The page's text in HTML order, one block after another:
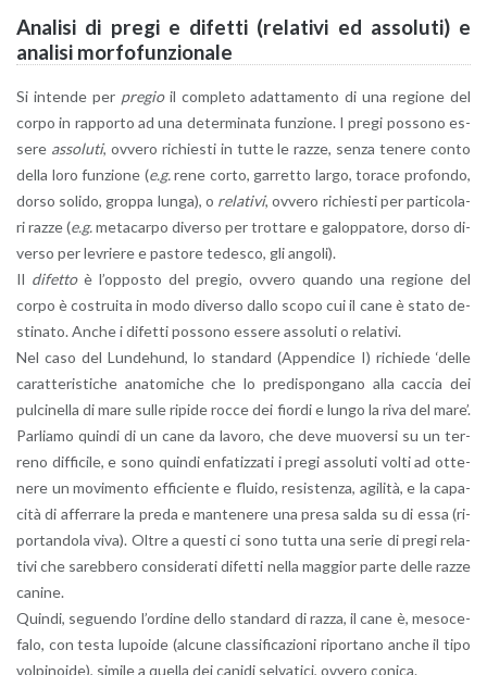
Ana­li­si di pregi e di­fet­ti (re­la­ti­vi ed as­so­lu­ti) e
ana­li­si mor­fo­fun­zio­na­le
Si in­ten­de per pre­gioil com­ple­to adat­ta­men­to di una re­gio­ne del
corpo in rap­por­to ad una de­ter­mi­na­ta fun­zio­ne. I pregi pos­so­no es­
se­re as­so­lu­ti, ov­ve­ro ri­chie­sti in tutte le razze, senza te­ne­re conto
della loro fun­zio­ne (e.g.rene corto, gar­ret­to largo, to­ra­ce pro­fon­do,
dorso so­li­do, grop­pa lunga), o re­la­ti­vi, ov­ve­ro ri­chie­sti per par­ti­co­la­
ri razze (e.g.me­ta­car­po di­ver­so per trot­ta­re e ga­lop­pa­to­re, dorso di­
ver­so per le­vrie­re e pa­sto­re te­de­sco, gli an­go­li).
Il di­fet­toè l’op­po­sto del pre­gio, ov­ve­ro quan­do una re­gio­ne del
corpo è co­strui­ta in modo di­ver­so dallo scopo cui il cane è stato de­
sti­na­to. Anche i di­fet­ti pos­so­no es­se­re as­so­lu­ti o re­la­ti­vi.
Nel caso del Lun­de­hund, lo stan­dard (Ap­pen­di­ce I) ri­chie­de ‘delle
ca­rat­te­ri­sti­che ana­to­mi­che che lo pre­di­spon­ga­no alla cac­cia dei
pul­ci­nel­la di mare sulle ri­pi­de rocce dei fior­di e lungo la riva del mare’.
Par­lia­mo quin­di di un cane da la­vo­ro, che deve muo­ver­si su un ter­
re­no dif­fi­ci­le, e sono quin­di en­fa­tiz­za­ti i pregi as­so­lu­ti volti ad ot­te­
ne­re un mo­vi­men­to ef­fi­cien­te e flui­do, re­si­sten­za, agi­li­tà, e la ca­pa­
ci­tà di af­fer­ra­re la preda e man­te­ne­re una presa salda su di essa (ri­
por­tan­do­la viva). Oltre a que­sti ci sono tutta una serie di pregi re­la­
ti­vi che sa­reb­be­ro con­si­de­ra­ti di­fet­ti nella mag­gior parte delle razze
ca­ni­ne.
Quin­di, se­guen­do l’or­di­ne dello stan­dard di razza, il cane è, me­so­ce­
fa­lo, con testa lu­poi­de (al­cu­ne clas­si­fi­ca­zio­ni ri­por­ta­no anche il tipo
vol­pi­noi­de), si­mi­le a quel­la dei ca­ni­di sel­va­ti­ci, ov­ve­ro co­ni­ca.